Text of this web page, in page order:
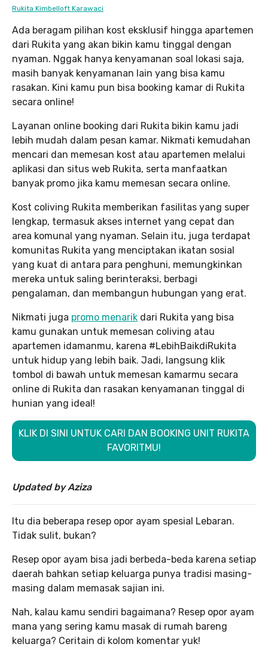
Rukita Kimbelloft Karawaci
Ada beragam pilihan kost eksklusif hingga apartemen
dari Rukita yang akan bikin kamu tinggal dengan
nyaman. Nggak hanya kenyamanan soal lokasi saja,
masih banyak kenyamanan lain yang bisa kamu
rasakan. Kini kamu pun bisa booking kamar di Rukita
secara online!
Layanan online booking dari Rukita bikin kamu jadi
lebih mudah dalam pesan kamar. Nikmati kemudahan
mencari dan memesan kost atau apartemen melalui
aplikasi dan situs web Rukita, serta manfaatkan
banyak promo jika kamu memesan secara online.
Kost coliving Rukita memberikan fasilitas yang super
lengkap, termasuk akses internet yang cepat dan
area komunal yang nyaman. Selain itu, juga terdapat
komunitas Rukita yang menciptakan ikatan sosial
yang kuat di antara para penghuni, memungkinkan
mereka untuk saling berinteraksi, berbagi
pengalaman, dan membangun hubungan yang erat.
Nikmati juga promo menarik dari Rukita yang bisa
kamu gunakan untuk memesan coliving atau
apartemen idamanmu, karena #LebihBaikdiRukita
untuk hidup yang lebih baik. Jadi, langsung klik
tombol di bawah untuk memesan kamarmu secara
online di Rukita dan rasakan kenyamanan tinggal di
hunian yang ideal!
KLIK DI SINI UNTUK CARI DAN BOOKING UNIT RUKITA
FAVORITMU!
Updated by Aziza
Itu dia beberapa resep opor ayam spesial Lebaran.
Tidak sulit, bukan?
Resep opor ayam bisa jadi berbeda-beda karena setiap
daerah bahkan setiap keluarga punya tradisi masing-
masing dalam memasak sajian ini.
Nah, kalau kamu sendiri bagaimana? Resep opor ayam
mana yang sering kamu masak di rumah bareng
keluarga? Ceritain di kolom komentar yuk!